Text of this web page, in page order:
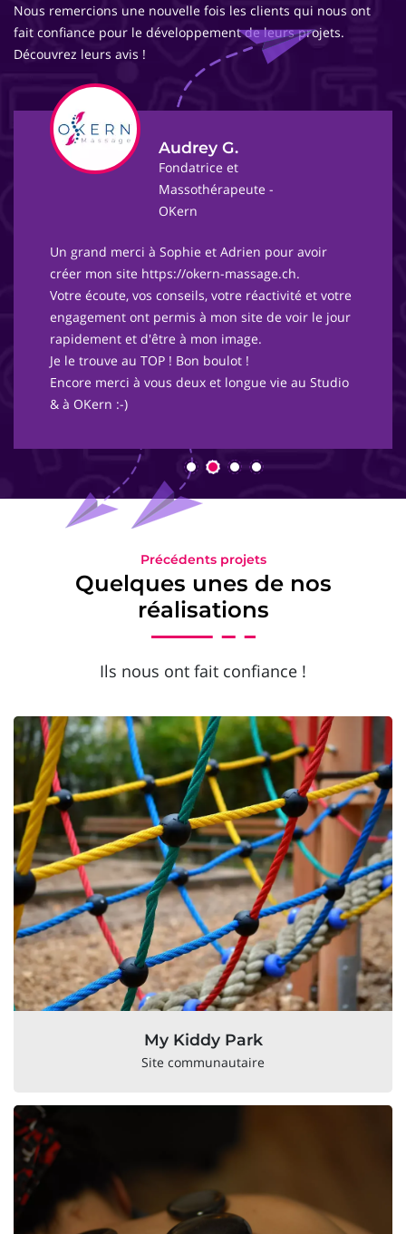
Nous remercions une nouvelle fois les clients qui nous ont
fait confiance pour le développement de leurs projets.
Découvrez leurs avis !
Audrey G.
Fondatrice et
Massothérapeute -
OKern
Un grand merci à Sophie et Adrien pour avoir
créer mon site https://okern-massage.ch.
Votre écoute, vos conseils, votre réactivité et votre
engagement ont permis à mon site de voir le jour
rapidement et d'être à mon image.
Je le trouve au TOP ! Bon boulot !
Encore merci à vous deux et longue vie au Studio
& à OKern :-)
Précédents projets
Quelques unes de nos
réalisations
Ils nous ont fait confiance !
My Kiddy Park
Site communautaire